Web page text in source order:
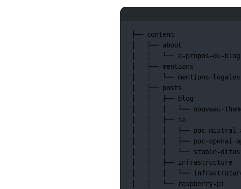
├── content
├── about
└── a-propos-du-
├── mentions
└── mentions-
├── posts
├──
blog
└── nouveau-
├──
ia
├── poc-
├── poc-openai-
└── stable-
├──
infrastructure
└──
└──
raspberry-pi